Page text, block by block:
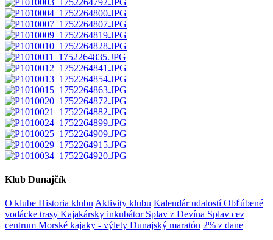
Klub Dunajčík
O klube Historia klubuAktivity klubu Kalendár udalostíObľúbené
vodácke trasy Kajakársky inkubátor Splav z Devína Splav cez
centrum Morské kajaky - výlety Dunajský maratón 2% z dane